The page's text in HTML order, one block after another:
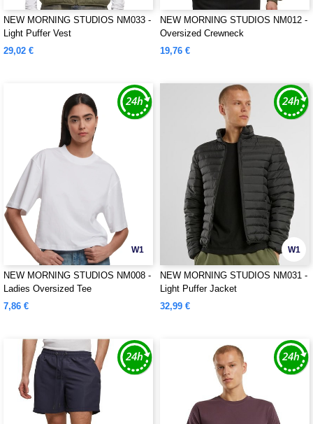
NEW MORNING STUDIOS NM033 -
Light Puffer Vest
29,02 €
NEW MORNING STUDIOS NM012 -
Oversized Crewneck
19,76 €
W1
NEW MORNING STUDIOS NM008 -
Ladies Oversized Tee
7,86 €
W1
NEW MORNING STUDIOS NM031 -
Light Puffer Jacket
32,99 €